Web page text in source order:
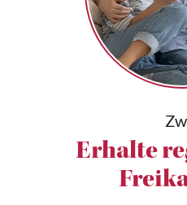
Erhalte